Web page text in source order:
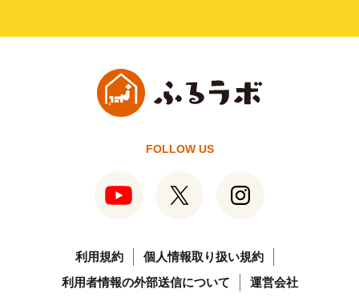
FOLLOW US
利用規約
個人情報取り扱い規約
利用者情報の外部送信について
運営会社